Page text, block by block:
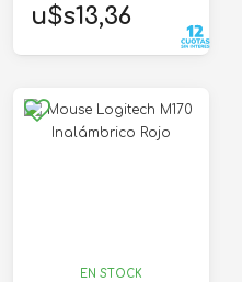
u$s13,36
EN STOCK